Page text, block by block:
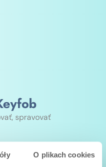
O plikach cookies
spravovať